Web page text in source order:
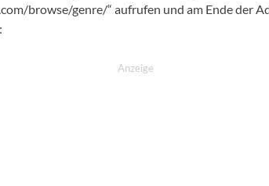
browse/genre/“ aufrufen und am Ende der
Anzeige